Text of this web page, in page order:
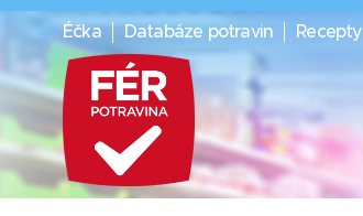
Éčka Databáze potravin Recepty